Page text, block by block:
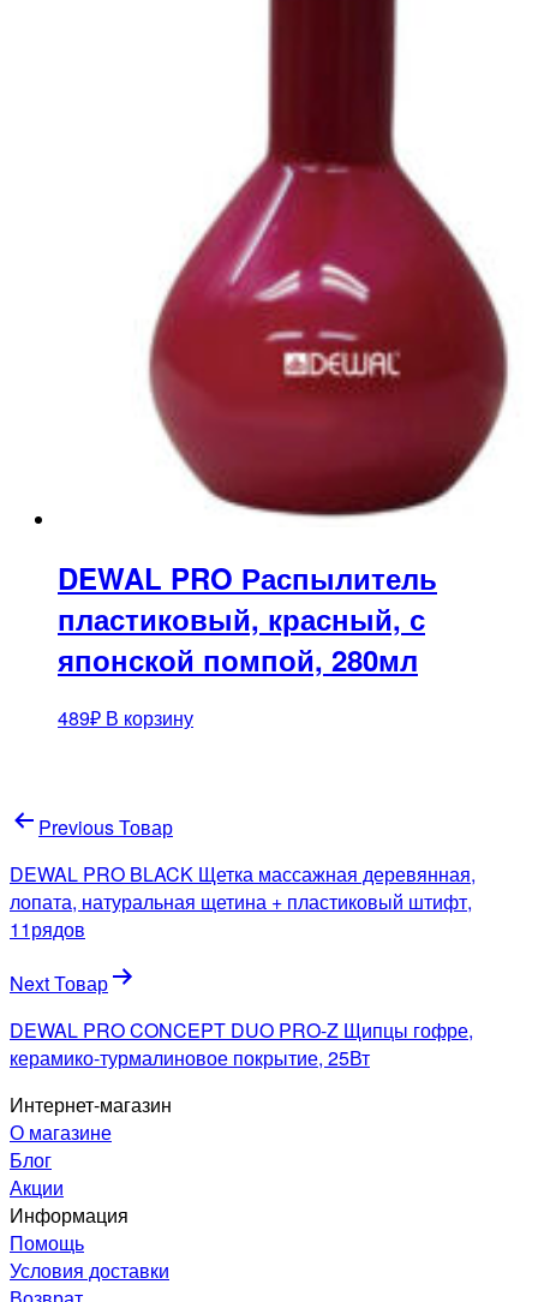
DEWAL PRO Распылитель
пластиковый, красный, с
японской помпой, 280мл
489₽ В корзину
Навигация
по
записям
Previous Товар
DEWAL PRO BLACK Щетка массажная деревянная,
лопата, натуральная щетина + пластиковый штифт,
11рядов
Next Товар
DEWAL PRO CONCEPT DUO PRO-Z Щипцы гофре,
керамико-турмалиновое покрытие, 25Вт
Интернет-магазин
О магазине
Блог
Акции
Информация
Помощь
Условия доставки